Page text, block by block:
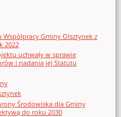
Gminy Olsztynek z
2022
uchwały w sprawie
i nadania jej Statutu
Środowiska dla Gminy
do roku 2030